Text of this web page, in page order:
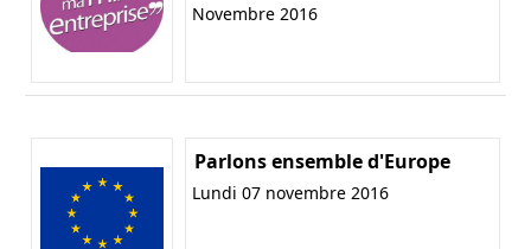
Novembre 2016
Parlons ensemble d'Europe
Lundi 07 novembre 2016